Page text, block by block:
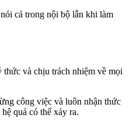
cả trong nội bộ lẫn khi làm
và chịu trách nhiệm về mọi
công việc và luôn nhận thức
quả có thể xảy ra.